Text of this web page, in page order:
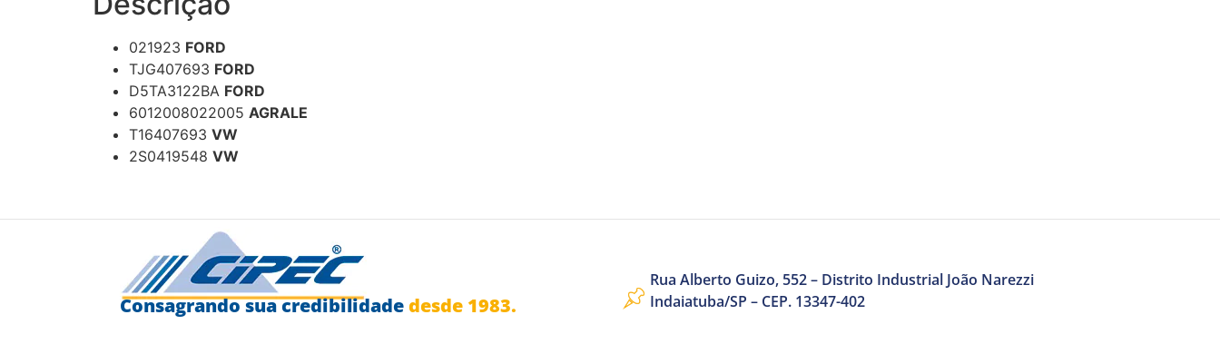
021923 FORD
TJG407693 FORD
D5TA3122BA FORD
6012008022005 AGRALE
T16407693 VW
2S0419548 VW
Consagrando sua credibilidadedesde 1983.
Rua Alberto Guizo, 552 – Distrito Industrial João Narezzi
Indaiatuba/SP – CEP. 13347-402